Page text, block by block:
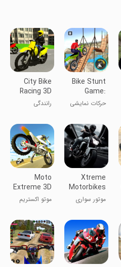
Bike Stunt
Game:
Tricks
Master
حرکات نمایشی
City Bike
Racing 3D
رانندگی
Xtreme
Motorbikes
موتور سواری
Moto
Extreme 3D
موتو اکستریم